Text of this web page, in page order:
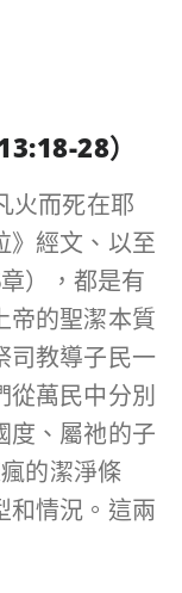
28）
火而死在耶
》經文、以至
），都是有
帝的聖潔本質
司教導子民一
萬民中分別
度、屬祂的子
的潔淨條
和情況。這兩